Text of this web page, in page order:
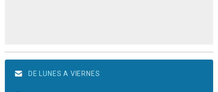
DE LUNES A VIERNES